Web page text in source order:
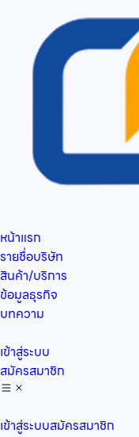
หน้าแรก
รายชื่อบริษัท
สินค้า/บริการ
ข้อมูลธุรกิจ
บทความ
เข้าสู่ระบบ
สมัครสมาชิก
เข้าสู่ระบบสมัครสมาชิก